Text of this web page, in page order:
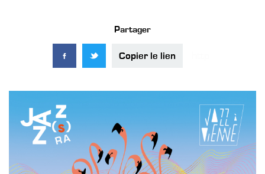
Partager
Copier le lien